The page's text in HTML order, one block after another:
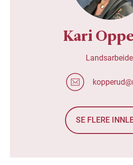
Kari
SE FLERE